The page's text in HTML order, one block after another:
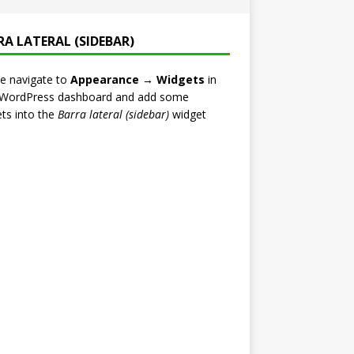
LATERAL (SIDEBAR)
navigate to Appearance → Widgets in
dashboard and add some
into the Barra lateral (sidebar)widget